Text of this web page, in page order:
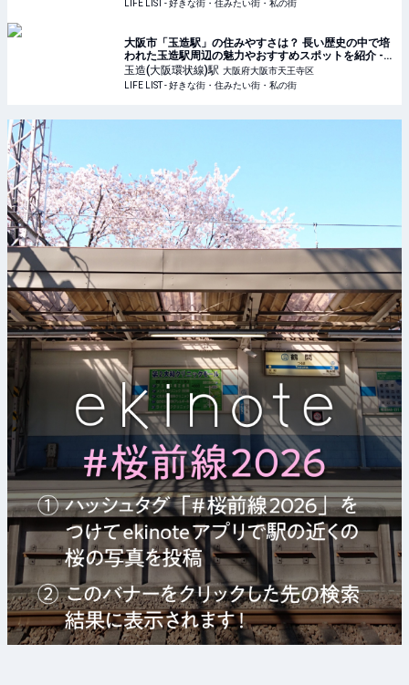
LIFE LIST - 好きな街・住みたい街・私の街
大阪市「玉造駅」の住みやすさは？ 長い歴史の中で培
われた玉造駅周辺の魅力やおすすめスポットを紹介 -
LIFE LIST - 好きな街・住みたい街・私の街
玉造(大阪環状線)駅 大阪府大阪市天王寺区
LIFE LIST - 好きな街・住みたい街・私の街